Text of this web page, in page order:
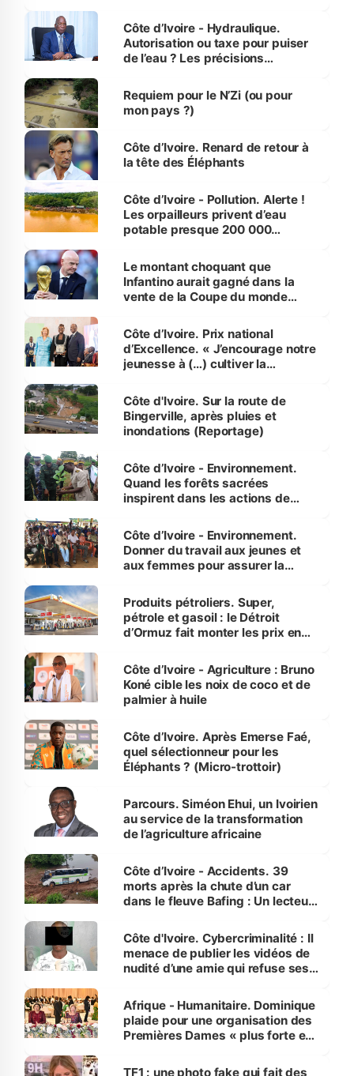
Côte d’Ivoire - Hydraulique.
Autorisation ou taxe pour puiser
de l’eau ? Les précisions
Requiem pour le N’Zi (ou pour
mon pays ?)
Côte d’Ivoire. Renard de retour à
la tête des Éléphants
Côte d’Ivoire - Pollution. Alerte !
Les orpailleurs privent d’eau
potable presque 200 000
Le montant choquant que
Infantino aurait gagné dans la
vente de la Coupe du monde
Côte d’Ivoire. Prix national
d’Excellence. « J’encourage notre
jeunesse à (…) cultiver la
(Alassane Ouattara
Côte d'Ivoire. Sur la route de
Bingerville, après pluies et
inondations (Reportage)
Côte d’Ivoire - Environnement.
Quand les forêts sacrées
inspirent dans les actions de
Côte d’Ivoire - Environnement.
Donner du travail aux jeunes et
aux femmes pour assurer la
menacées
Produits pétroliers. Super,
pétrole et gasoil : le Détroit
d’Ormuz fait monter les prix en
Côte d’Ivoire - Agriculture : Bruno
Koné cible les noix de coco et de
palmier à huile
Côte d’Ivoire. Après Emerse Faé,
quel sélectionneur pour les
Éléphants ? (Micro-trottoir)
Parcours. Siméon Ehui, un Ivoirien
au service de la transformation
de l’agriculture africaine
Côte d’Ivoire - Accidents. 39
morts après la chute d’un car
dans le fleuve Bafing : Un lecteur
des Transports
Côte d'Ivoire. Cybercriminalité : Il
menace de publier les vidéos de
nudité d’une amie qui refuse ses
Afrique - Humanitaire. Dominique
plaide pour une organisation des
Premières Dames « plus forte et
sur la scène internationale »
TF1 : une photo fake qui fait des